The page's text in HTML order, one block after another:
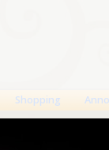
Shopping